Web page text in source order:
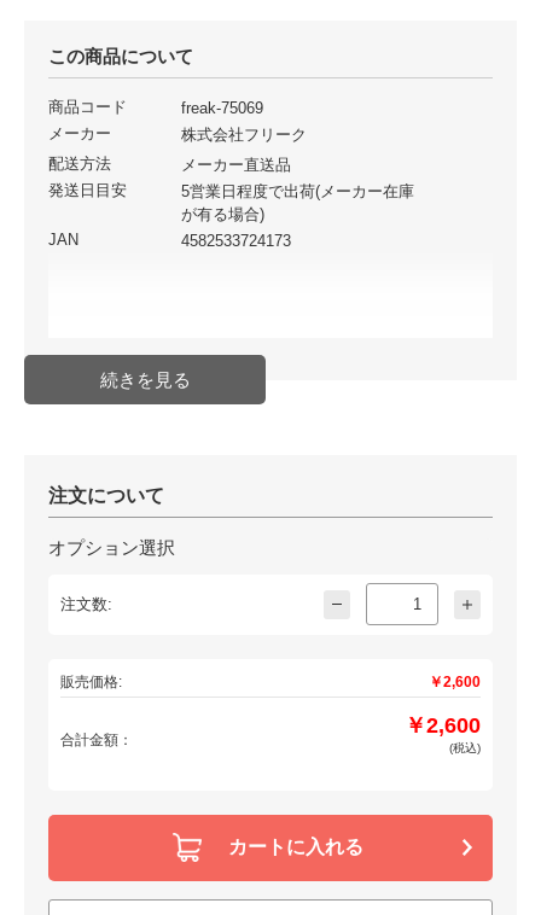
この商品について
商品コード
freak-75069
メーカー
株式会社フリーク
配送方法
メーカー直送品
発送日目安
5営業日程度で出荷(メーカー在庫
が有る場合)
JAN
4582533724173
注文について
オプション選択
注文数:
販売価格: ￥2,600
合計金額：
￥2,600
(税込)
カートに入れる